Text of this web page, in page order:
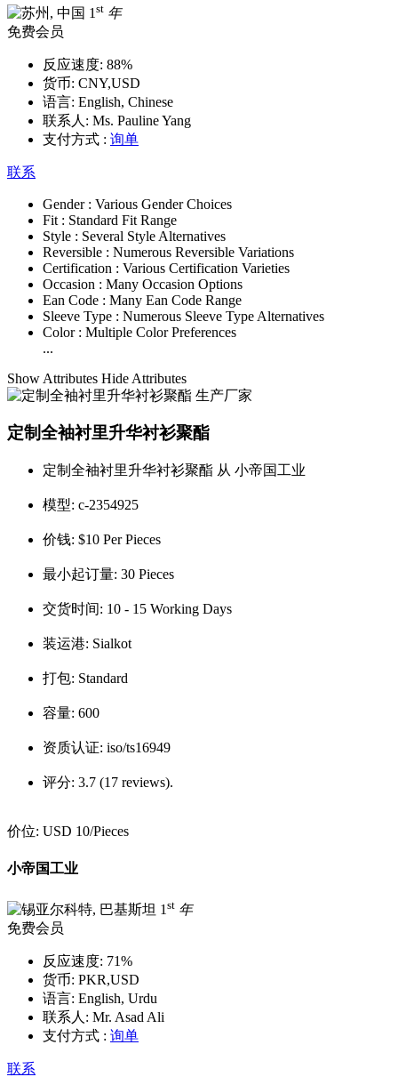
1 st 年
免费会员
反应速度: 88%
货币: CNY,USD
语言: English, Chinese
联系人: Ms. Pauline Yang
支付方式 : 询单
联系
Gender : Various Gender Choices
Fit : Standard Fit Range
Style : Several Style Alternatives
Reversible : Numerous Reversible Variations
Certification : Various Certification Varieties
Occasion : Many Occasion Options
Ean Code : Many Ean Code Range
Sleeve Type : Numerous Sleeve Type Alternatives
Color : Multiple Color Preferences
...
Show Attributes Hide Attributes
定制全袖衬里升华衬衫聚酯
定制全袖衬里升华衬衫聚酯 从 小帝国工业
模型: c-2354925
价钱: $10 Per Pieces
最小起订量: 30 Pieces
交货时间: 10 - 15 Working Days
装运港: Sialkot
打包: Standard
容量: 600
资质认证: iso/ts16949
评分: 3.7 (17 reviews).
价位: USD 10/Pieces
小帝国工业
1 st 年
免费会员
反应速度: 71%
货币: PKR,USD
语言: English, Urdu
联系人: Mr. Asad Ali
支付方式 : 询单
联系